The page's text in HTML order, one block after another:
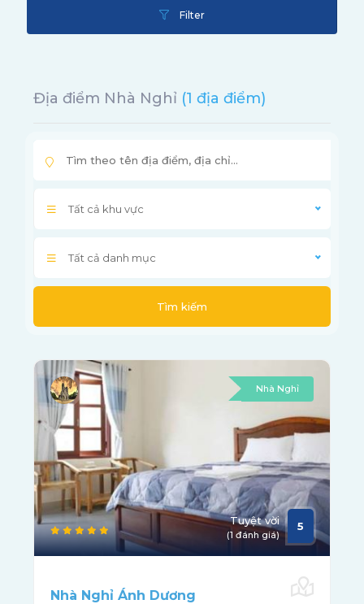
Filter
Địa điểm Nhà Nghỉ (1 địa điểm)
Tất cả khu vực
Tất cả danh mục
Tìm kiếm
Nhà Nghỉ
Tuyệt vời
(1 đánh giá)
5
Nhà Nghỉ Ánh Dương